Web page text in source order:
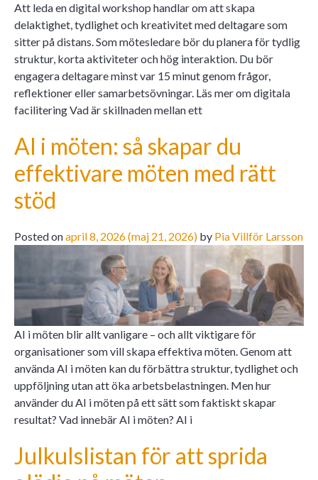
Att leda en digital workshop handlar om att skapa
delaktighet, tydlighet och kreativitet med deltagare som
sitter på distans. Som mötesledare bör du planera för tydlig
struktur, korta aktiviteter och hög interaktion. Du bör
engagera deltagare minst var 15 minut genom frågor,
reflektioner eller samarbetsövningar. Läs mer om digitala
facilitering Vad är skillnaden mellan ett
AI i möten: så skapar du
effektivare möten med rätt
stöd
Posted onapril 8, 2026(maj 21, 2026) by Pia Villför Larsson
AI i möten blir allt vanligare – och allt viktigare för
organisationer som vill skapa effektiva möten. Genom att
använda AI i möten kan du förbättra struktur, tydlighet och
uppföljning utan att öka arbetsbelastningen. Men hur
använder du AI i möten på ett sätt som faktiskt skapar
resultat? Vad innebär AI i möten? AI i
Julkulslistan för att sprida